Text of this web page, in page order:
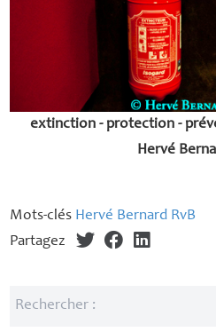
extinction - protection -
Hervé
Mots-clés Hervé Bernard RvB
Partagez